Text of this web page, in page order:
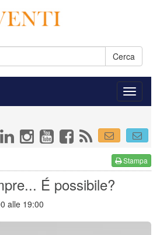
Cerca
Stampa
É possibile?
alle 19:00